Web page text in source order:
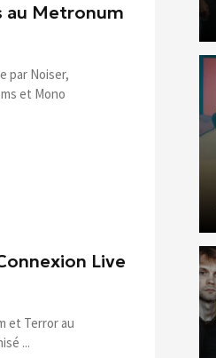
au Metronum
par Noiser,
et Mono
Live
et Terror au
...